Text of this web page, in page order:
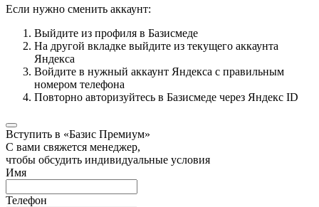
Если нужно сменить аккаунт:
Выйдите из профиля в Базисмеде
На другой вкладке выйдите из текущего аккаунта
Яндекса
Войдите в нужный аккаунт Яндекса с правильным
номером телефона
Повторно авторизуйтесь в Базисмеде через Яндекс ID
Вступить в «Базис Премиум»
С вами свяжется менеджер,
чтобы обсудить индивидуальные условия
Имя
Телефон